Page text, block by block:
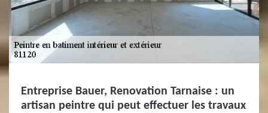
Entreprise Bauer, Renovation Tarnaise : un
artisan peintre qui peut effectuer les travaux